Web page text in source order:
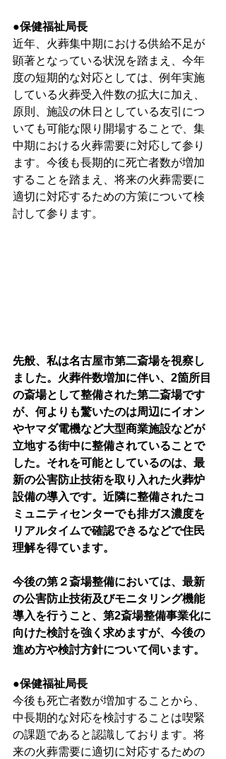
●保健福祉局長
近年、火葬集中期における供給不足が
顕著となっている状況を踏まえ、今年
度の短期的な対応としては、例年実施
している火葬受入件数の拡大に加え、
原則、施設の休日としている友引につ
いても可能な限り開場することで、集
中期における火葬需要に対応して参り
ます。今後も長期的に死亡者数が増加
することを踏まえ、将来の火葬需要に
適切に対応するための方策について検
討して参ります。
先般、私は名古屋市第二斎場を視察し
ました。火葬件数増加に伴い、2箇所目
の斎場として整備された第二斎場です
が、何よりも驚いたのは周辺にイオン
やヤマダ電機など大型商業施設などが
立地する街中に整備されていることで
した。それを可能としているのは、最
新の公害防止技術を取り入れた火葬炉
設備の導入です。近隣に整備されたコ
ミュニティセンターでも排ガス濃度を
リアルタイムで確認できるなどで住民
理解を得ています。
今後の第２斎場整備においては、最新
の公害防止技術及びモニタリング機能
導入を行うこと、第2斎場整備事業化に
向けた検討を強く求めますが、今後の
進め方や検討方針について伺います。
●保健福祉局長
今後も死亡者数が増加することから、
中長期的な対応を検討することは喫緊
の課題であると認識しております。将
来の火葬需要に適切に対応するための